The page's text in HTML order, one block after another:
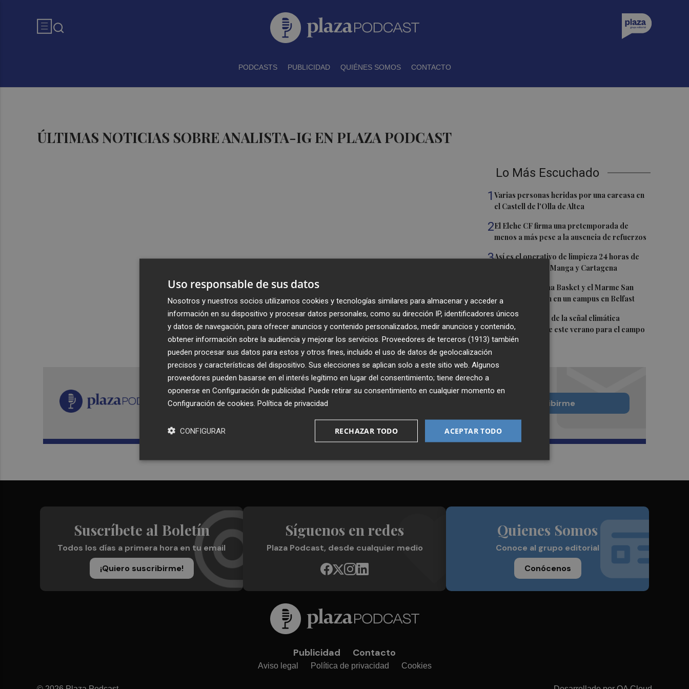
PODCASTS PUBLICIDAD QUIÉNES SOMOS CONTACTO
ÚLTIMAS NOTICIAS SOBRE ANALISTA-IG EN PLAZA PODCAST
Lo Más Escuchado
1Varias personas heridas por una carcasa en
el Castell de l'Olla de Altea
2El Elche CF firma una pretemporada de
menos a más pese a la ausencia de refuerzos
3Así es el operativo de limpieza 24 horas de
las playas de La Manga y Cartagena
Chicas del Molina Basket y el Marme San
Javier participan en un campus en Belfast
5 La FAO advierte de la señal climática
"excepcional" de este verano para el campo
europeo
Recibe toda la actualidad de
Plaza Podcast en tu correo
Quiero suscribirme
Suscríbete al Boletín
Todos los días a primera hora en tu email
¡Quiero suscribirme!
Síguenos en redes
Plaza Podcast, desde cualquier medio
Quienes Somos
Conoce al grupo editorial
Conócenos
Publicidad Contacto
Aviso legal Política de privacidad Cookies
Uso responsable de sus datos
Nosotros y nuestros socios utilizamos cookies y tecnologías similares para almacenar y acceder a
información en su dispositivo y procesar datos personales, como su dirección IP, identificadores únicos
y datos de navegación, para ofrecer anuncios y contenido personalizados, medir anuncios y contenido,
obtener información sobre la audiencia y mejorar los servicios. Proveedores de terceros (1913) también
pueden procesar sus datos para estos y otros fines, incluido el uso de datos de geolocalización
precisos y características del dispositivo. Sus elecciones se aplican solo a este sitio web. Algunos
proveedores pueden basarse en el interés legítimo en lugar del consentimiento; tiene derecho a
oponerse en Configuración de publicidad . Puede retirar su consentimiento en cualquier momento en
Configuración de cookies Política de privacidad
ACEPTAR TODO
RECHAZAR TODO
CONFIGURAR